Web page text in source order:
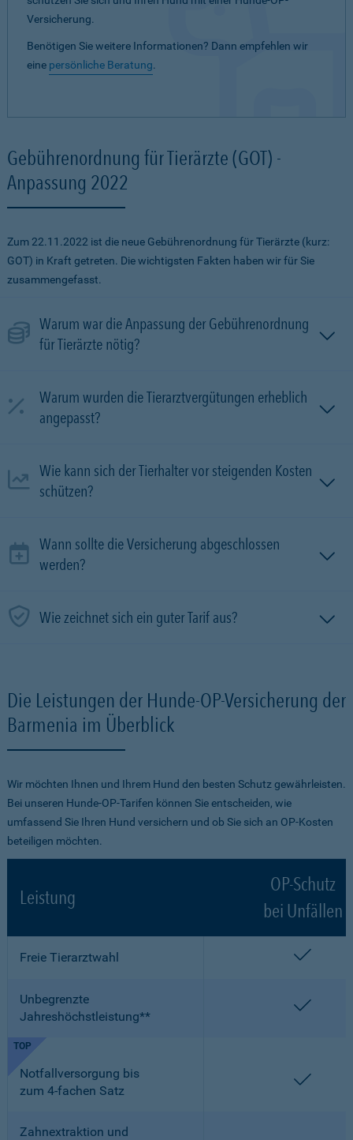
Versicherung.
Benötigen Sie weitere Informationen? Dann empfehlen wir
eine persönliche Beratung.
Gebührenordnung für Tierärzte (GOT) -
Anpassung 2022
Zum 22.11.2022 ist die neue Gebührenordnung für Tierärzte (kurz:
GOT) in Kraft getreten. Die wichtigsten Fakten haben wir für Sie
zusammengefasst.
Warum war die Anpassung der Gebührenordnung
für Tierärzte nötig?
Warum wurden die Tierarztvergütungen erheblich
angepasst?
Wie kann sich der Tierhalter vor steigenden Kosten
schützen?
Wann sollte die Versicherung abgeschlossen
werden?
Wie zeichnet sich ein guter Tarif aus?
Die Leistungen der Hunde-OP-Versicherung der
Barmenia im Überblick
Wir möchten Ihnen und Ihrem Hund den besten Schutz gewährleisten.
Bei unseren Hunde-OP-Tarifen können Sie entscheiden, wie
umfassend Sie Ihren Hund versichern und ob Sie sich an OP-Kosten
beteiligen möchten.
Leistung
OP-Schutz
bei Unfällen
Freie Tierarztwahl
Unbegrenzte
Jahreshöchstleistung**
Notfallversorgung bis
zum 4-fachen Satz
TOP
Zahnextraktion und